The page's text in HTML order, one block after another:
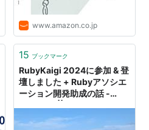
www.amazon.co.jp
15 ブックマーク
RubyKaigi 2024に参加 & 登
壇しました + Rubyアソシエ
ーション開発助成の話 -